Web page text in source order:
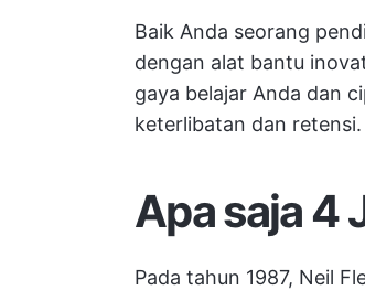
Baik Anda seorang
dengan alat bantu
gaya belajar Anda dan
keterlibatan dan retensi.
Apa saja 4
Pada tahun 1987, Neil